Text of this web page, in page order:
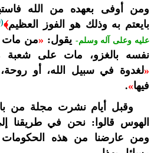
ومن أوفى بعهده من الله
بايعتم به وذلك هو الفوز العظيم﴾(10)
عليه وعلى آله وسلم- يقول: «من مات
نفسه بالغزو، مات على شعبة
«لغدوة في سبيل الله، أو
فيها»
.
وقبل أيام نشرت مجلة من
الهوس قالوا: نحن في طريقنا
ومن عارضنا من هذه الحكومات